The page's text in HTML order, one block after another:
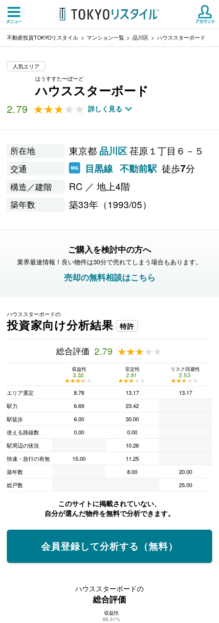
不動産投資TOKYOリスタイル マンション一覧 品川区 ハウススターボード
人気エリア
はうすすたーぼーど
ハウススターボード
2.79 ★★★★★
★★★★★ 詳しく見る
所在地 東京都 品川区荏原１丁目６－５
交通 目黒線 不動前駅 徒歩7分
構造／建階 RC ／ 地上4階
築年数 築33年（1993/05）
ご購入を検討中の方へ
業界最速情報！良い物件は30分で売れてしまう場合もあります。
売却の無料相談はこちら
ハウススターボードの
投資家向け分析結果 特許
総合評価 2.79 ★★★★★
★★★★★
収益性
3.32
★★★★★
★★★★★
安定性
2.81
★★★★★
★★★★★
リスク回避性
2.53
★★★★★
★★★★★
エリア選定
8.78 13.17
13.17
駅力
6.69
23.42
駅徒歩
6.00
30.00
使える路線数
0.00
0.00
駅周辺の状況
10.26
快速・急行の有無
15.00
11.25
築年数
8.00
20.00
総戸数
25.00
このサイトに掲載されていない、
自分が選んだ物件を無料で分析できます。
会員登録して分析する（無料）
ハウススターボードの
総合評価
ハウススターボードの総合評価
収益性
66.31%